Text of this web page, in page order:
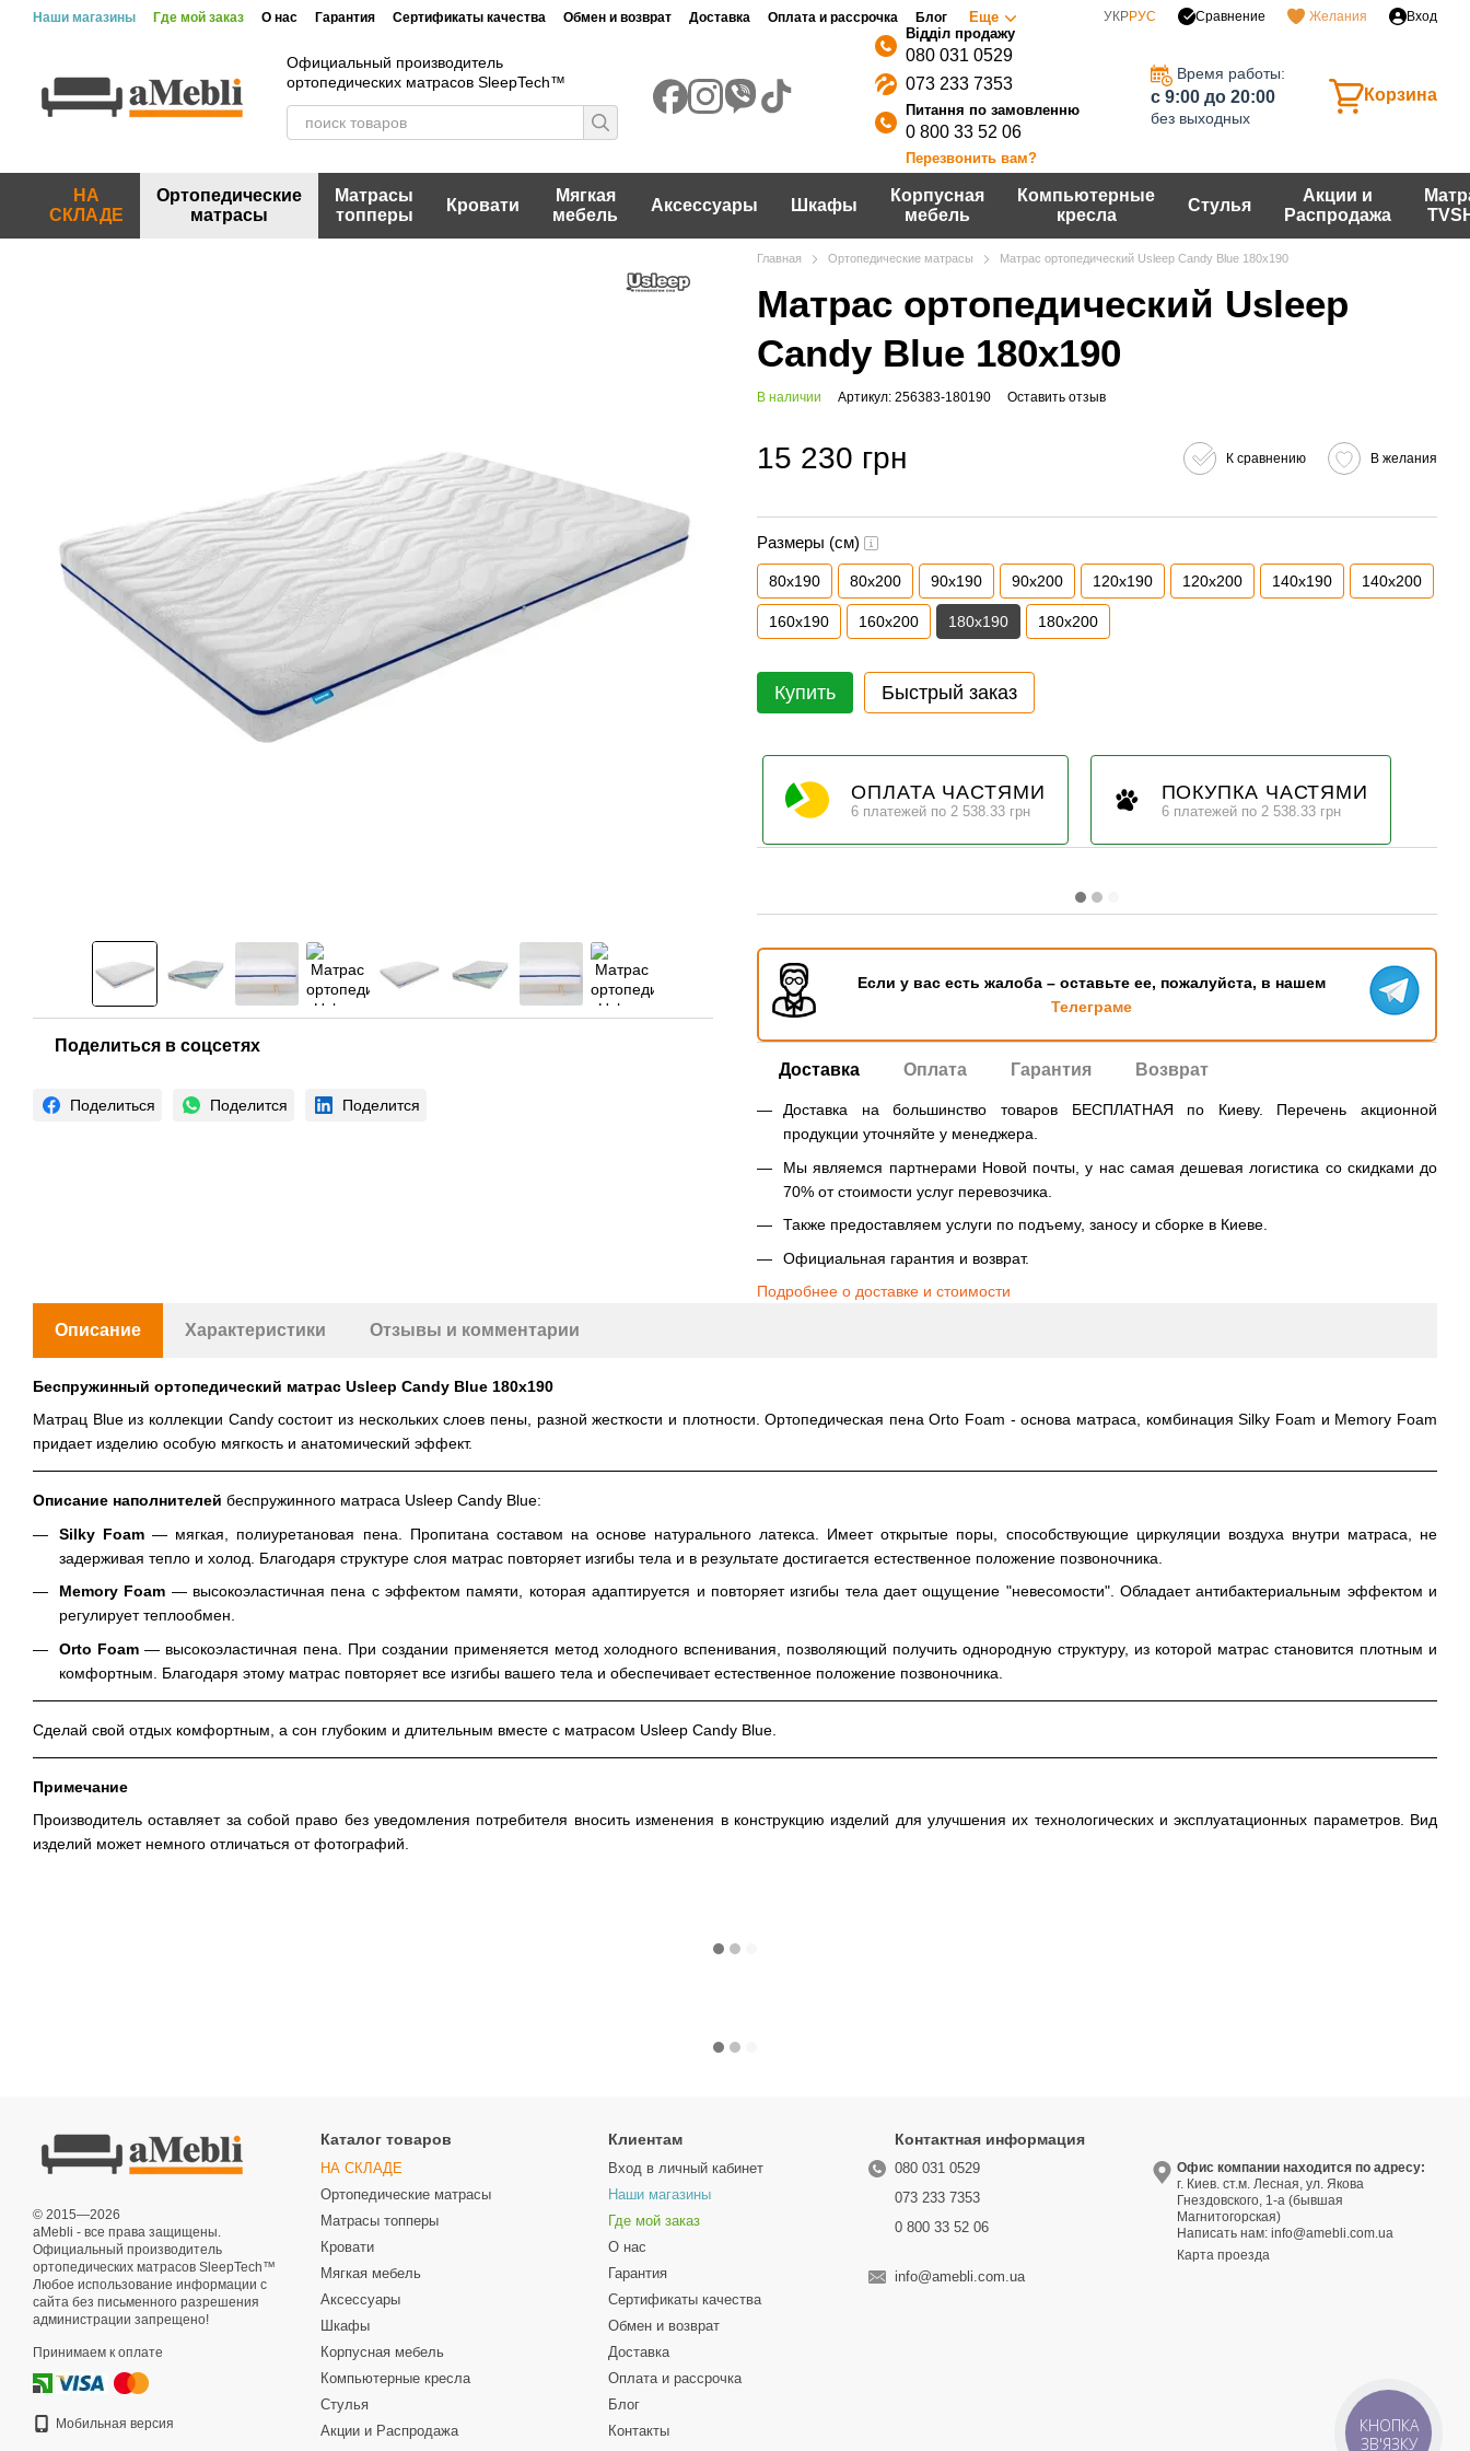
Перейти к основному контенту
Наши магазины Где мой заказ О нас Гарантия Сертификаты качества Обмен и возврат Доставка Оплата и рассрочка Блог Еще УКРРУС Сравнение Желания Вход
Официальный производитель
ортопедических матрасов SleepTech™
080 031 0529
073 233 7353
0 800 33 52 06
Перезвонить вам?
Время работы:
c 9:00 до 20:00
без выходных
Корзина
НА
СКЛАДЕ
Ортопедические
матрасы
Матрасы
топперы
Кровати
Мягкая
мебель
Аксессуары Шкафы
Корпусная
мебель
Компьютерные
кресла
Стулья
Акции и
Распродажа
Поделиться в соцсетях
Поделиться Поделится Поделится
Главная Ортопедические матрасы Матрас ортопедический Usleep Candy Blue 180x190
Матрас ортопедический Usleep
Candy Blue 180x190
В наличии Артикул: 256383-180190 Оставить отзыв
15 230 грн К сравнению В желания
Размеры (см)
80х190 80х200 90х190 90х200 120х190 120х200 140х190 140х200
160х190 160х200 180х190 180х200
Купить Быстрый заказ
ОПЛАТА ЧАСТЯМИ
6 платежей по 2 538.33 грн
ПОКУПКА ЧАСТЯМИ
6 платежей по 2 538.33 грн
Если у вас есть жалоба – оставьте ее, пожалуйста, в нашем
Телеграме
Доставка Оплата Гарантия Возврат
Доставка на большинство товаров БЕСПЛАТНАЯ по Киеву. Перечень акционной
продукции уточняйте у менеджера.
Мы являемся партнерами Новой почты, у нас самая дешевая логистика со скидками до
70% от стоимости услуг перевозчика.
Также предоставляем услуги по подъему, заносу и сборке в Киеве.
Официальная гарантия и возврат.
Подробнее о доставке и стоимости
Описание Характеристики Отзывы и комментарии
Беспружинный ортопедический матрас Usleep Candy Blue 180х190
Матрац Blue из коллекции Candy состоит из нескольких слоев пены, разной жесткости и плотности. Ортопедическая пена Orto Foam - основа матраса, комбинация Silky Foam и Memory Foam
придает изделию особую мягкость и анатомический эффект.
Описание наполнителей беспружинного матраса Usleep Candy Blue:
Silky Foam — мягкая, полиуретановая пена. Пропитана составом на основе натурального латекса. Имеет открытые поры, способствующие циркуляции воздуха внутри матраса, не
задерживая тепло и холод. Благодаря структуре слоя матрас повторяет изгибы тела и в результате достигается естественное положение позвоночника.
Memory Foam — высокоэластичная пена с эффектом памяти, которая адаптируется и повторяет изгибы тела дает ощущение "невесомости". Обладает антибактериальным эффектом и
регулирует теплообмен.
Orto Foam — высокоэластичная пена. При создании применяется метод холодного вспенивания, позволяющий получить однородную структуру, из которой матрас становится плотным и
комфортным. Благодаря этому матрас повторяет все изгибы вашего тела и обеспечивает естественное положение позвоночника.
Сделай свой отдых комфортным, а сон глубоким и длительным вместе с матрасом Usleep Candy Blue.
Примечание
Производитель оставляет за собой право без уведомления потребителя вносить изменения в конструкцию изделий для улучшения их технологических и эксплуатационных параметров. Вид
изделий может немного отличаться от фотографий.
© 2015—2026
aMebli - все права защищены.
Официальный производитель
ортопедических матрасов SleepTech™
Любое использование информации с
сайта без письменного разрешения
администрации запрещено!
Принимаем к оплате
Мобильная версия
Каталог товаров
НА СКЛАДЕ
Ортопедические матрасы
Матрасы топперы
Кровати
Мягкая мебель
Аксессуары
Шкафы
Корпусная мебель
Компьютерные кресла
Стулья
Акции и Распродажа
Клиентам
Вход в личный кабинет
Наши магазины
Где мой заказ
О нас
Гарантия
Сертификаты качества
Обмен и возврат
Доставка
Оплата и рассрочка
Блог
Контакты
Контактная информация
080 031 0529
073 233 7353
0 800 33 52 06
info@amebli.com.ua
Офис компании находится по адресу:
г. Киев. ст.м. Лесная, ул. Якова
Гнездовского, 1-а (бывшая
Магнитогорская)
Написать нам:info@amebli.com.ua
Карта проезда
КНОПКА
ЗВ'ЯЗКУ